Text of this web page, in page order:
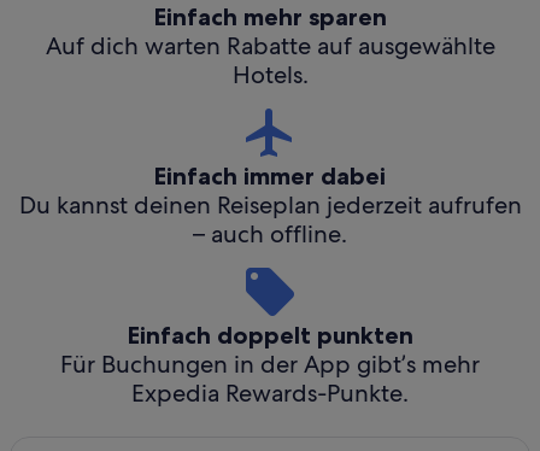
Einfach mehr sparen
Auf dich warten Rabatte auf ausgewählte
Hotels.
Einfach immer dabei
Du kannst deinen Reiseplan jederzeit aufrufen
– auch offline.
Einfach doppelt punkten
Für Buchungen in der App gibt’s mehr
Expedia Rewards-Punkte.